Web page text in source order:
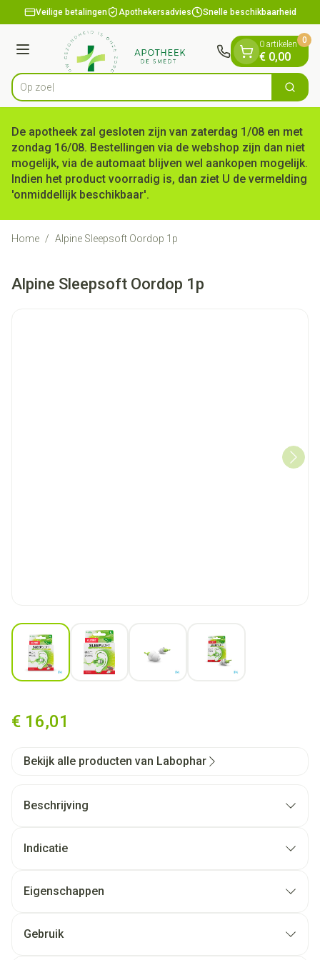
Ga naar de inhoud
1 van 1Veilige betalingen Apothekersadvies Snelle beschikbaarheid
Menu
Product, merk, categorie...
Op zoek naa Zoek
0 artikelen
€ 0,00
0
De apotheek zal gesloten zijn van zaterdag 1/08 en met
zondag 16/08. Bestellingen via de webshop zijn dan niet
mogelijk, via de automaat blijven wel aankopen mogelijk.
Indien het product voorradig is, dan ziet U de vermelding
'onmiddellijk beschikbaar'.
Home / Alpine Sleepsoft Oordop 1p
Alpine Sleepsoft Oordop 1p
View larger imageView larger image
€ 16,01
Bekijk alle producten van Labophar
Beschrijving
Indicatie
Eigenschappen
Zeer comfortabel door AlpineThermoShape™
Gebruik